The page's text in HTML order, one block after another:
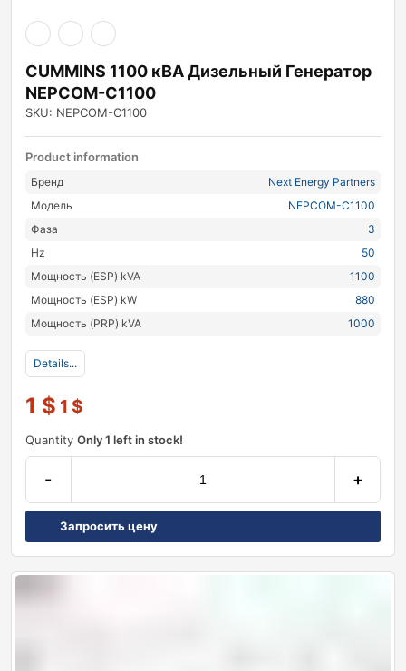
CUMMINS 1100 кВА Дизельный Генератор
NEPCOM-C1100
SKU: NEPCOM-C1100
Product information
Бренд
Next Energy Partners
Модель
NEPCOM-C1100
Фаза
3
Hz
50
Мощность (ESP) kVA
1100
Мощность (ESP) kW
880
Мощность (PRP) kVA
1000
Details...
1 $ 1 $
Quantity Only 1 left in stock!
- +
Запросить цену